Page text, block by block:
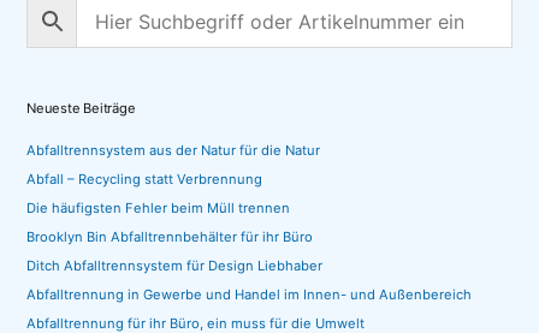
Neueste Beiträge
Abfalltrennsystem aus der Natur für die Natur
Abfall – Recycling statt Verbrennung
Die häufigsten Fehler beim Müll trennen
Brooklyn Bin Abfalltrennbehälter für ihr Büro
Ditch Abfalltrennsystem für Design Liebhaber
Abfalltrennung in Gewerbe und Handel im Innen- und Außenbereich
Abfalltrennung für ihr Büro, ein muss für die Umwelt